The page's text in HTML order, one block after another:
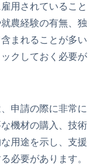
用されていること
農経験の有無、独
まれることが多い
クしておく必要が
申請の際に非常に
機材の購入、技術
用途を示し、支援
必要があります。